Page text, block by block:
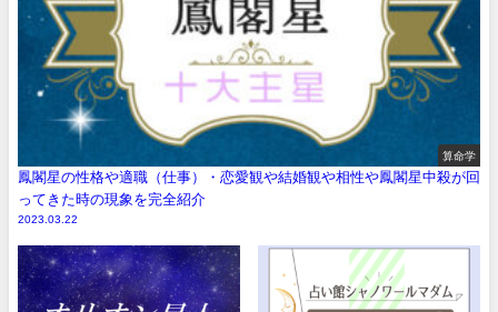
算命学
鳳閣星の性格や適職（仕事）・恋愛観や結婚観や相性や鳳閣星中殺が回
ってきた時の現象を完全紹介
2023.03.22